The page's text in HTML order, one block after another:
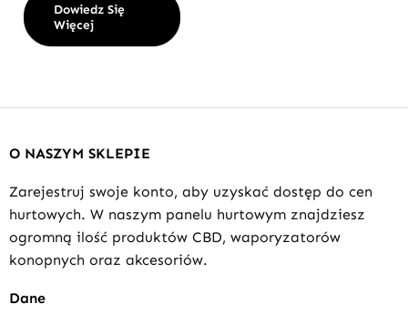
Dowiedz Się
Więcej
O NASZYM SKLEPIE
Zarejestruj swoje konto, aby uzyskać dostęp do cen
hurtowych. W naszym panelu hurtowym znajdziesz
ogromną ilość produktów CBD, waporyzatorów
konopnych oraz akcesoriów.
Dane